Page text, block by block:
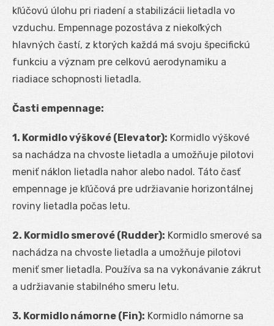
kľúčovú úlohu pri riadení a stabilizácii lietadla vo
vzduchu. Empennage pozostáva z niekoľkých
hlavných častí, z ktorých každá má svoju špecifickú
funkciu a význam pre celkovú aerodynamiku a
riadiace schopnosti lietadla.
Časti empennage:
1. Kormidlo výškové (Elevator): Kormidlo výškové
sa nachádza na chvoste lietadla a umožňuje pilotovi
meniť náklon lietadla nahor alebo nadol. Táto časť
empennage je kľúčová pre udržiavanie horizontálnej
roviny lietadla počas letu.
2. Kormidlo smerové (Rudder): Kormidlo smerové sa
nachádza na chvoste lietadla a umožňuje pilotovi
meniť smer lietadla. Používa sa na vykonávanie zákrut
a udržiavanie stabilného smeru letu.
3. Kormidlo námorne (Fin): Kormidlo námorne sa